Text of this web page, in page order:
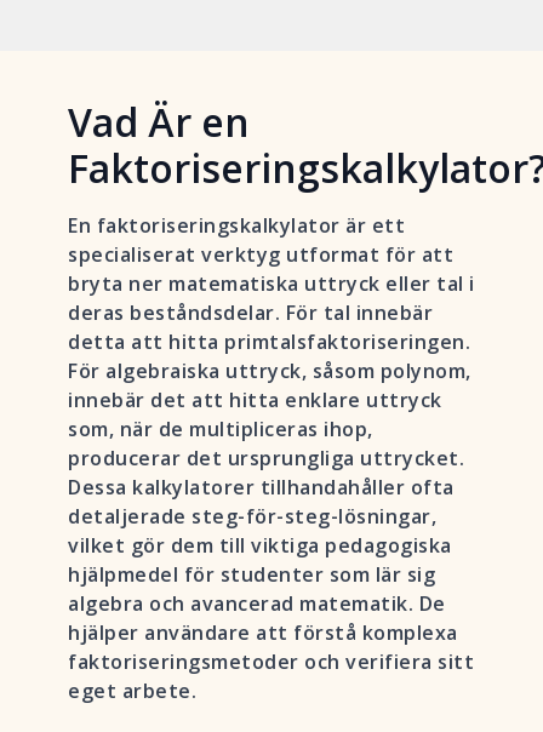
Vad Är en
En faktoriseringskalkylator är ett
specialiserat verktyg utformat för att
bryta ner matematiska uttryck eller tal i
deras beståndsdelar. För tal innebär
detta att hitta primtalsfaktoriseringen.
För algebraiska uttryck, såsom polynom,
innebär det att hitta enklare uttryck
som, när de multipliceras ihop,
producerar det ursprungliga uttrycket.
Dessa kalkylatorer tillhandahåller ofta
detaljerade steg-för-steg-lösningar,
vilket gör dem till viktiga pedagogiska
hjälpmedel för studenter som lär sig
algebra och avancerad matematik. De
hjälper användare att förstå komplexa
faktoriseringsmetoder och verifiera sitt
eget arbete.